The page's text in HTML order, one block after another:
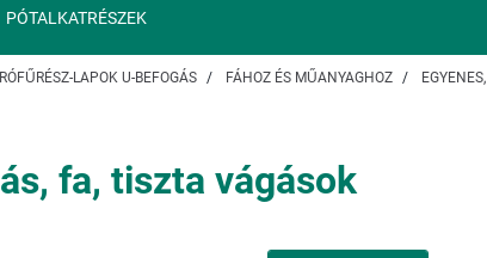
PÓTALKATRÉSZEK
LAPOK U-BEFOGÁS FÁHOZ ÉS MŰANYAGHOZ
fa, tiszta vágások